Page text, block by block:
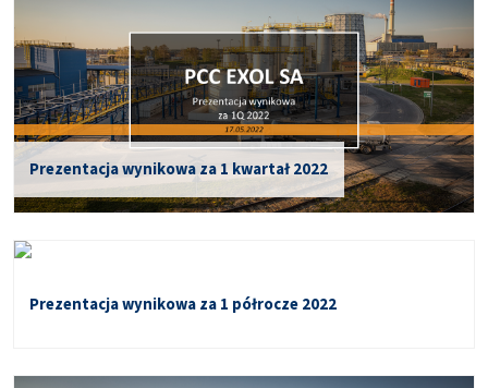
Prezentacja wynikowa za 1 kwartał 2022
Prezentacja wynikowa za 1 półrocze 2022